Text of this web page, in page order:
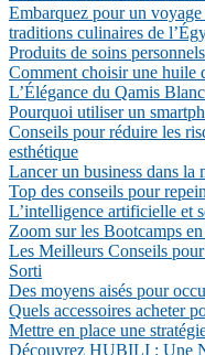
Embarquez pour un
traditions culinaires de
Produits de soins
Comment choisir une huile
L’Élégance du Qamis
Pourquoi utiliser un
Conseils pour réduire les
esthétique
Lancer un business dans la
Top des conseils pour
L’intelligence artificielle et
Zoom sur les Bootcamps
Les Meilleurs Conseils
Sorti
Des moyens aisés pour
Quels accessoires acheter
Mettre en place une
Découvrez HUBILI : Une